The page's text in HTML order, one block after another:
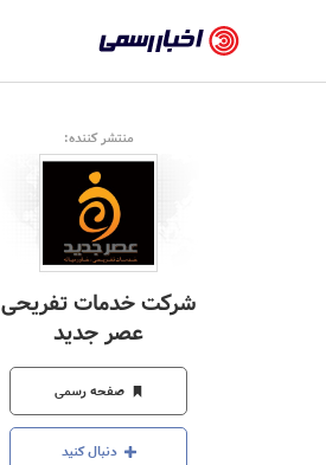
رسمی
-
اخبار
تایید
شده
شرکت‌ها،
سازمان‌ها
و
روابط
عمومی‌ها
منتشر کننده:
شرکت خدمات تفریحی
عصر جدید
صفحه رسمی
دنبال کنید